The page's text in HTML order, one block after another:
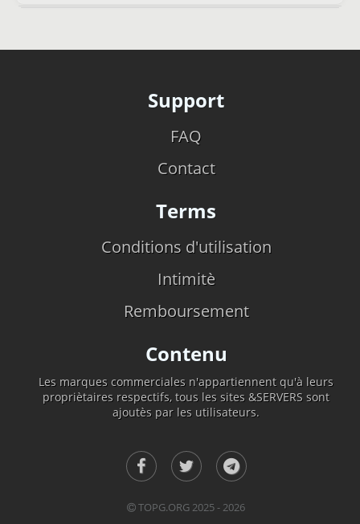
Support
FAQ
Contact
Terms
Conditions d'utilisation
Intimitè
Remboursement
Contenu
Les marques commerciales n'appartiennent qu'à leurs
propriètaires respectifs, tous les sites &SERVERS sont
ajoutès par les utilisateurs.
TOPG.ORG 2025 - 2026